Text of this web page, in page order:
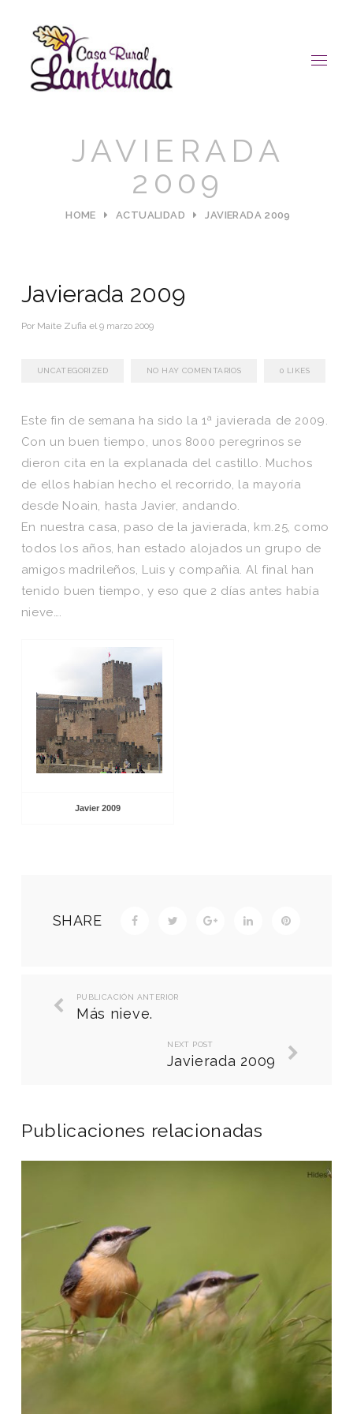
JAVIERADA
2009
HOME ACTUALIDAD JAVIERADA 2009
Javierada 2009
Por Maite Zufia el9 marzo 2009
UNCATEGORIZED NO HAY COMENTARIOS 0 LIKES
Este fin de semana ha sido la 1ª javierada de 2009.
Con un buen tiempo, unos 8000 peregrinos se
dieron cita en la explanada del castillo. Muchos
de ellos habían hecho el recorrido, la mayoría
desde Noain, hasta Javier, andando.
En nuestra casa, paso de la javierada, km.25, como
todos los años, han estado alojados un grupo de
amigos madrileños, Luis y compañia. Al final han
tenido buen tiempo, y eso que 2 días antes había
nieve….
Javier 2009
SHARE
PUBLICACIÓN ANTERIOR
Más nieve.
NEXT POST
Javierada 2009
Publicaciones relacionadas